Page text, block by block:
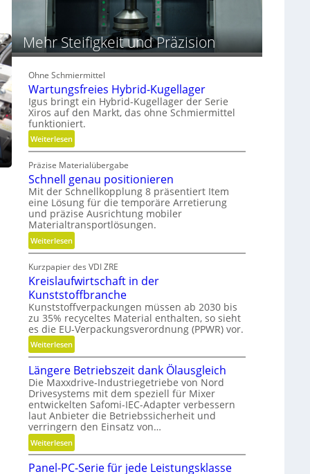
m
r
g
e
i
c
h
Mehr Steifigkeit und Präzision
Ohne Schmiermittel
Wartungsfreies Hybrid-Kugellager
Igus bringt ein Hybrid-Kugellager der Serie
Xiros auf den Markt, das ohne Schmiermittel
funktioniert.
Weiterlesen:
W
a
r
t
u
n
g
s
f
r
e
i
e
s
H
y
r
i
d
-
K
u
g
e
Präzise Materialübergabe
Schnell genau positionieren
Mit der Schnellkopplung 8 präsentiert Item
eine Lösung für die temporäre Arretierung
und präzise Ausrichtung mobiler
Materialtransportlösungen.
Weiterlesen:
S
c
h
n
e
l
l
g
e
n
a
u
p
o
s
i
t
Kurzpapier des VDI ZRE
Kreislaufwirtschaft in der
Kunststoffbranche
Kunststoffverpackungen müssen ab 2030 bis
zu 35% recyceltes Material enthalten, so sieht
es die EU-Verpackungsverordnung (PPWR) vor.
Weiterlesen:
K
r
e
i
s
l
a
u
f
Längere Betriebszeit dank Ölausgleich
Die Maxxdrive-Industriegetriebe von Nord
Drivesystems mit dem speziell für Mixer
entwickelten Safomi-IEC-Adapter verbessern
laut Anbieter die Betriebssicherheit und
verringern den Einsatz von…
Weiterlesen:
L
ä
Panel-PC-Serie für jede Leistungsklasse